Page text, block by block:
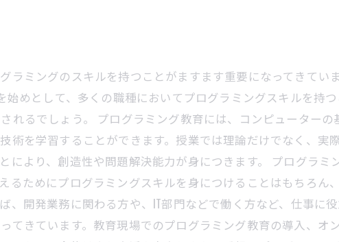
ラミングのスキルを持つことがますます重要になってきてい
始めとして、多くの職種においてプログラミングスキルを持
れるでしょう。 プログラミング教育には、コンピューターの
術を学習することができます。授業では理論だけでなく、実
により、創造性や問題解決能力が身につきます。 プログラミ
るためにプログラミングスキルを身につけることはもちろん
開発業務に関わる方や、IT部門などで働く方など、仕事に
てきています。教育現場でのプログラミング教育の導入、オ